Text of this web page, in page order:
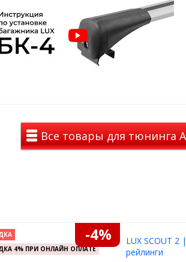
опор багажника и не выступает за их
багажника легко регулируется по ширине
А после установки каждая из опор
составляющие данного
стеклонаполненного полиамида,
перегрузки при температуре
перевозки груза на
аксессуаров для перевозки груза,
аксессуары легко крепятся на багажник LUX
поперечин, так и с использованием
поперечин.
Все товары для тюнинга
4% ПРИ ОНЛАЙН ОПЛАТЕ
-4%
LUX SCOUT
рейлинги